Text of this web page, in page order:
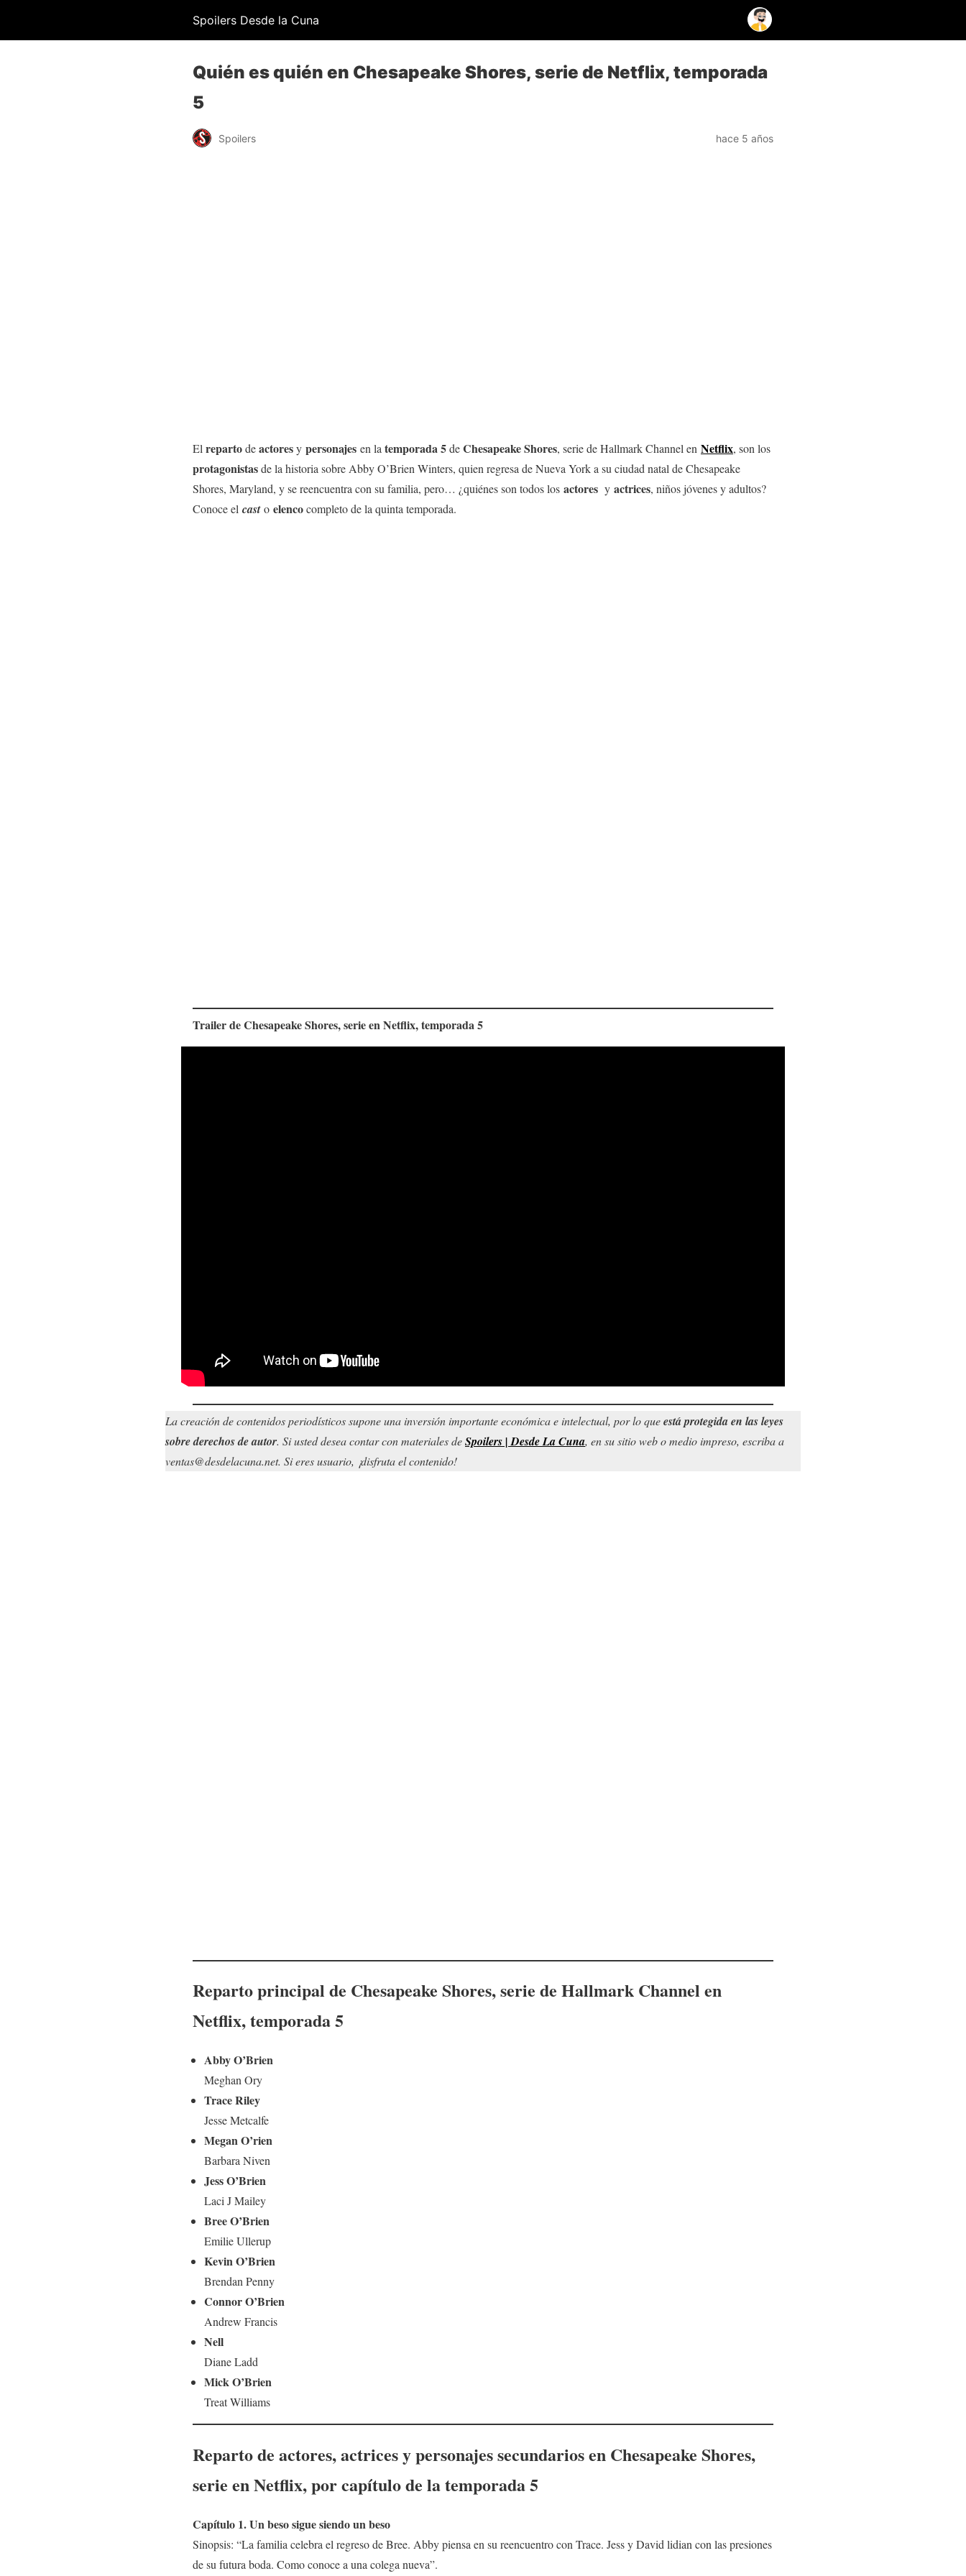
Spoilers Desde la Cuna
Quién es quién en Chesapeake Shores, serie de Netflix, temporada
5
Spoilers hace 5 años
El repartodeactoresy personajes en la temporada 5deChesapeake Shores, serie de Hallmark Channel en Netflix, son los
protagonistasde la historia sobre Abby O’Brien Winters, quien regresa de Nueva York a su ciudad natal de Chesapeake
Shores, Maryland, y se reencuentra con su familia, pero… ¿quiénes son todos los actores y actrices, niños jóvenes y adultos?
Conoce el casto elencocompleto de la quinta temporada.
Trailer de Chesapeake Shores, serie en Netflix, temporada 5
La creación de contenidos periodísticos supone una inversión importante económica e intelectual, por lo queestá protegida en las leyes
sobre derechos de autor. Si usted desea contar con materiales deSpoilers | Desde La Cuna, en su sitio web o medio impreso, escriba a
ventas@desdelacuna.net. Si eres usuario, ¡disfruta el contenido!
Reparto principal de Chesapeake Shores, serie de Hallmark Channel en
Netflix, temporada 5
Abby O’Brien
Meghan Ory
Trace Riley
Jesse Metcalfe
Megan O’rien
Barbara Niven
Jess O’Brien
Laci J Mailey
Bree O’Brien
Emilie Ullerup
Kevin O’Brien
Brendan Penny
Connor O’Brien
Andrew Francis
Nell
Diane Ladd
Mick O’Brien
Treat Williams
Reparto de actores, actrices y personajes secundarios en Chesapeake Shores,
serie en Netflix, por capítulo de la temporada 5
Capítulo 1. Un beso sigue siendo un beso
Sinopsis: “La familia celebra el regreso de Bree. Abby piensa en su reencuentro con Trace. Jess y David lidian con las presiones
de su futura boda. Como conoce a una colega nueva”.